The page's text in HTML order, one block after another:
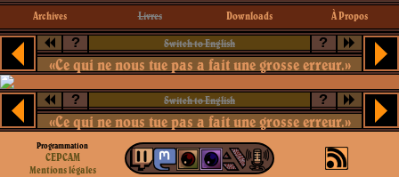
Archives Livres Downloads À Propos
? Switch to English ?
«Ce qui ne nous tue pas a fait une grosse erreur.»
? Switch to English ?
«Ce qui ne nous tue pas a fait une grosse erreur.»
Programmation
CEPCAM
Mentions légales